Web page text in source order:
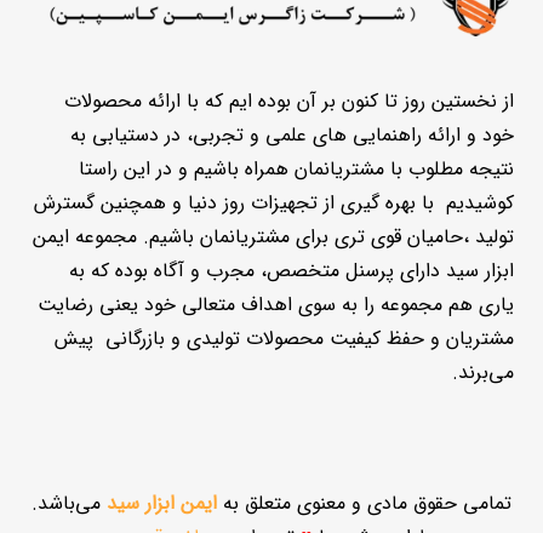
از نخستین روز تا کنون بر آن بوده ایم که با ارائه محصولات
خود و ارائه راهنمایی های علمی و تجربی، در دستیابی به
نتیجه مطلوب با مشتریانمان همراه باشیم و در این راستا
کوشیدیم با بهره گیری از تجهیزات روز دنیا و همچنین گسترش
تولید ،حامیان قوی تری برای مشتریانمان باشیم. مجموعه ایمن
ابزار سید دارای پرسنل متخصص، مجرب و آگاه بوده که به
یاری هم مجموعه را به سوی اهداف متعالی خود یعنی رضایت
مشتریان و حفظ کیفیت محصولات تولیدی و بازرگانی پیش
می‌برند.
تمامی حقوق مادی و معنوی متعلق به ایمن ابزار سید می‌باشد.